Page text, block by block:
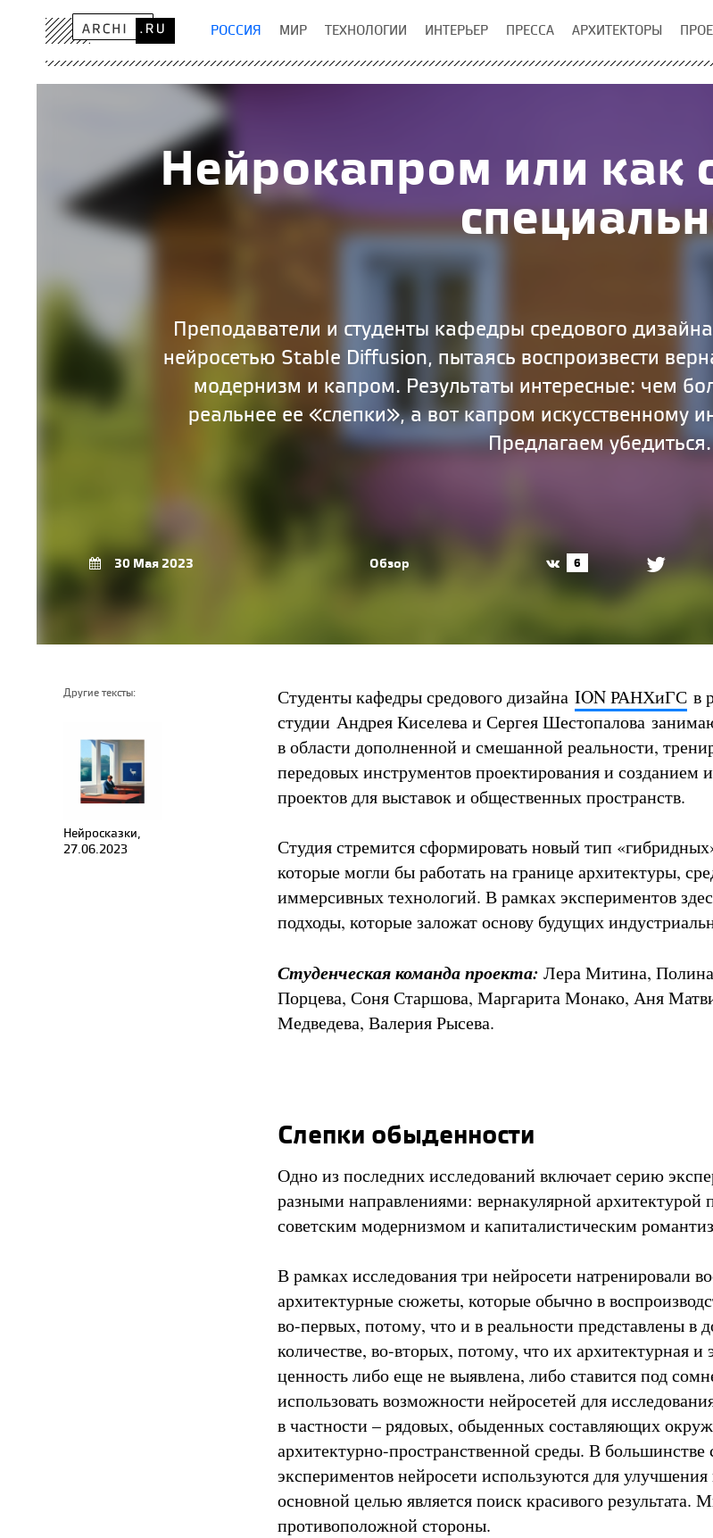
РОССИЯ МИР ТЕХНОЛОГИИ ИНТЕРЬЕР ПРЕССА АРХИТЕКТОРЫ
Нейрокапром или как
Преподаватели и студенты кафедры средового
нейросетью Stable Diffusion, пытаясь воспроизвести
модернизм и капром. Результаты интересные: чем
реальнее ее «слепки», а вот капром искусственному
Предлагаем убедиться.
30 Мая 2023 Обзор 6
Другие тексты:
Нейросказки,
27.06.2023
Студенты кафедры средового дизайна ION РАНХиГС в
студии Андрея Киселева и Сергея Шестопалова
в области дополненной и смешанной реальности,
передовых инструментов проектирования и созданием
проектов для выставок и общественных пространств.
Студия стремится сформировать новый тип
которые могли бы работать на границе архитектуры,
иммерсивных технологий. В рамках экспериментов
подходы, которые заложат основу будущих
Студенческая команда проекта: Лера Митина,
Порцева, Соня Старшова, Маргарита Монако, Аня
Медведева, Валерия Рысева.
Слепки обыденности
Одно из последних исследований включает серию
разными направлениями: вернакулярной архитектурой
советским модернизмом и капиталистическим
В рамках исследования три нейросети натренировали
архитектурные сюжеты, которые обычно в
во-первых, потому, что и в реальности представлены в
количестве, во-вторых, потому, что их архитектурная и
ценность либо еще не выявлена, либо ставится под
использовать возможности нейросетей для
в частности – рядовых, обыденных составляющих
архитектурно-пространственной среды. В
экспериментов нейросети используются для
основной целью является поиск красивого результата.
противоположной стороны.